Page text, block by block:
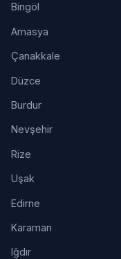
Bingöl
Amasya
Çanakkale
Düzce
Burdur
Nevşehir
Rize
Uşak
Edirne
Karaman
Iğdır